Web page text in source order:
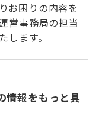
お困りの内容を
営事務局の担当
します。
情報をもっと具